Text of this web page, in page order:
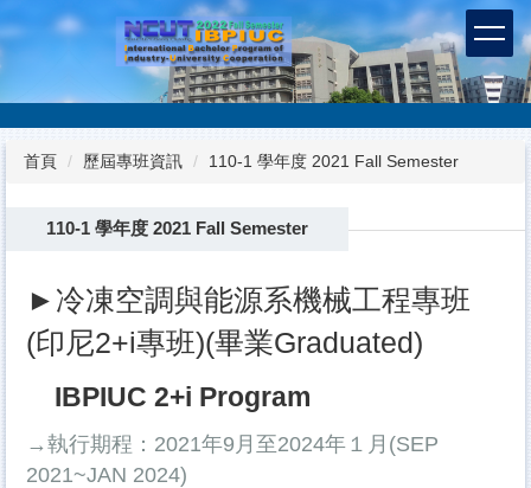
到
區首頁 歷屆專班資訊 110-1 學年度 2021 Fall Semester
110-1 學年度 2021 Fall Semester
►冷凍空調與能源系機械工程專班
(印尼2+i專班)(畢業Graduated)
IBPIUC 2+i Program
→執行期程：2021年9月至2024年１月(SEP
2021~JAN 2024)